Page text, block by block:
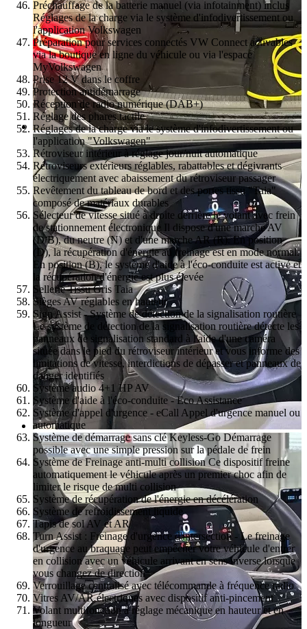
Préchauffage de la batterie manuel (via infotainment) inclus
Réglages de la charge via le système d'infodivertissement ou
l'application Volkswagen
Préparation pour services connectés VW Connect activables
via la boutique en ligne du véhicule ou via l'espace
MyVolkswagen
Prise 12 V dans le coffre
Protection antidémarrage
Réception de radio numérique (DAB+)
Réglage des phares tactile
Réglages de la charge via le système d'infodivertissement ou
l'application "Volkswagen"
Rétroviseur intérieur à réglage jour/nuit automatique
Rétroviseurs extérieurs réglables, rabattables et dégivrants
électriquement avec abaissement du rétroviseur passager
Revêtement du tableau de bord et des portes tissu "Taia"
composé de matériaux durables
Sélecteur de vitesse situé à droite derrière le volant avec frein
de stationnement électronique Il dispose d'une marche AV
(D/B), du neutre (N) et d'une marche AR (R). En position
(D), la récupération d'énergie au freinage est en mode normal.
En position (B), le système d'aide à l'éco-conduite est activé et
la récupération d'énergie est plus élevée
Sellerie Tissu Gris Taia
Sièges AV réglables en hauteur
Sign Assist - Système de détection de la signalisation routière
Le système de détection de la signalisation routière détecte les
panneaux de signalisation standard à l'aide d'une caméra
située dans le pied du rétroviseur intérieur et vous informe des
limitations de vitesse, interdictions de dépasser et panneaux de
danger identifiés
Système audio 4+1 HP AV
Système d'aide à l'éco-conduite - Eco Assistance
Système d'appel d'urgence - eCall Appel d'urgence manuel ou
automatique
Système de démarrage sans clé Keyless-Go Démarrage
possible avec une simple pression sur la pédale de frein
Système de Freinage anti-multi collision Ce dispositif freine
automatiquement le véhicule après un premier choc afin de
limiter le risque de multi collision
Système de récupération de l'énergie en décélération
Système de refroidissement liquide
Tapis de sol AV et AR
Turn Assist : Freinage d'urgence d'intersection - Le freinage
d'urgence au braquage peut empêcher votre véhicule d'entrer
en collision avec un véhicule arrivant en sens inverse lorsque
vous changez de direction
Verrouillage centralisé avec télécommande à fréquence radio
Vitres AV/AR électriques avec dispositif anti-pincement
Volant multifonction à réglage mécanique en hauteur et en
longueur